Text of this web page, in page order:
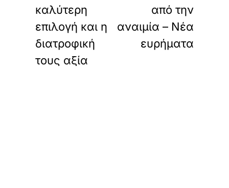
καλύτερη
επιλογή και η
διατροφική
τους αξία
από την
αναιμία – Νέα
ευρήματα